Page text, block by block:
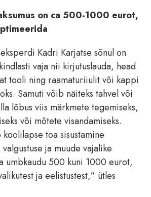
on ca 500-1000 eurot,
Kadri Karjatse sõnul on
vaja nii kirjutuslauda, head
tooli ning raamaturiiulit või kappi
Samuti võib näiteks tahvel või
lõbus viis märkmete tegemiseks,
või mõtete visandamiseks.
koolilapse toa sisustamine
ja muude vajalike
umbkaudu 500 kuni 1000 eurot,
ja eelistustest,” ütles